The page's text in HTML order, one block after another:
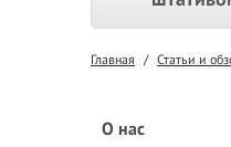
Главная / Статьи и
О нас